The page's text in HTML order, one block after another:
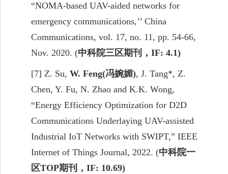
“NOMA-based UAV-aided networks for
emergency communications,’’ China
Communications, vol. 17, no. 11, pp. 54-66,
Nov. 2020. (中科院三区期刊， IF: 4.1)
[7] Z. Su, W. Feng(冯婉媚), J. Tang*, Z.
Chen, Y. Fu, N. Zhao and K.K. Wong,
“Energy Efficiency Optimization for D2D
Communications Underlaying UAV-assisted
Industrial IoT Networks with SWIPT,” IEEE
Internet of Things Journal, 2022. (中科院一
区TOP期刊， IF: 10.69)